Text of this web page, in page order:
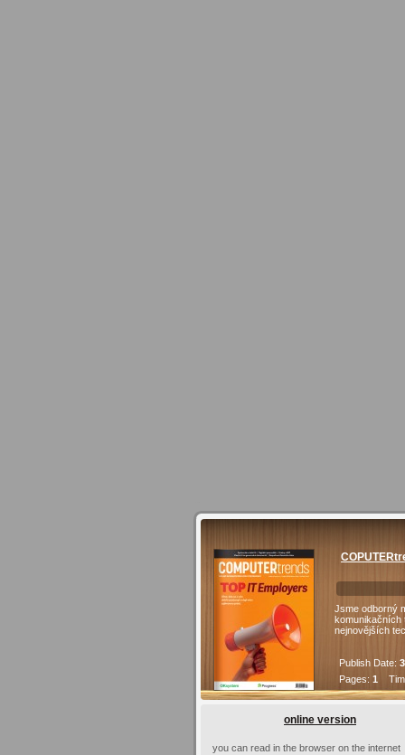
Jsme odborný
komunikačních
nejnovějších
Publish Date:
Pages: 1
online version
you can read in the browser on the internet